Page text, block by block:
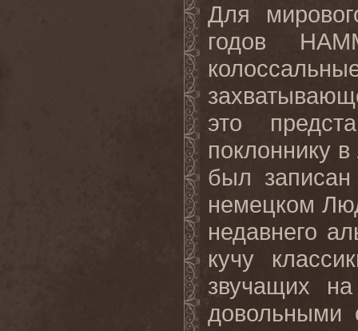
Для
годов
это
поклоннику
был
немецком
недавнего
кучу
звучащих
довольными